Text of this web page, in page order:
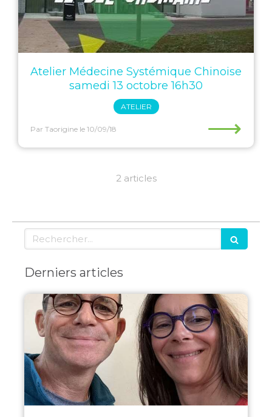
Atelier Médecine Systémique Chinoise
samedi 13 octobre 16h30
ATELIER
Par Taorigine le 10/09/18 ⟶
2 articles
Rechercher
Derniers articles